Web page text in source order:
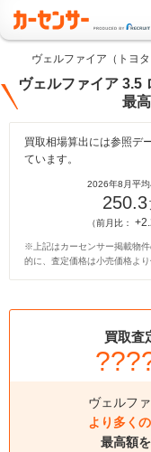
ヴェルファイア（トヨ
ヴェルファイア 3.5
最
買取相場算出には参照デ
ています。
2026年8月平
250.3
（前月比：
※上記はカーセンサー掲載物
的に、査定価格は小売価格より
買取査
ヴェルフ
より多く
最高額